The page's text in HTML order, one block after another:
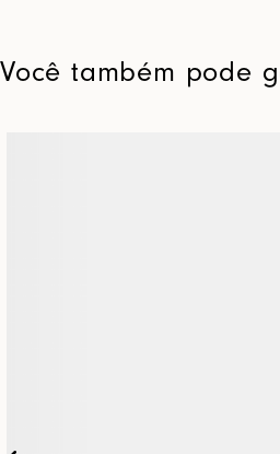
Você também pode